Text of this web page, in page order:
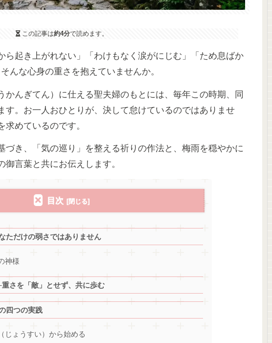
この記事は約4分で読めます。
ら起き上がれない」「わけもなく涙がにじむ」「ため息ばか
んな心身の重さを抱えていませんか。
かんぎてん）に仕える聖夫婦のもとには、毎年この時期、同
す。お一人おひとりが、決して怠けているのではありませ
めているのです。
づき、「気の巡り」を整える祈りの作法と、梅雨を穏やかに
言葉と共にお伝えします。
目次
ただけの弱さではありません
神様
さを「敵」とせず、共に歩む
四つの実践
じょうすい）から始める